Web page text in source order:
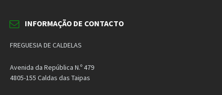
INFORMAÇÃO DE CONTACTO
FREGUESIA DE CALDELAS
Avenida da República N.º 479
4805-155 Caldas das Taipas